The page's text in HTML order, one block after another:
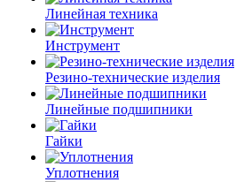
Линейная техника
Инструмент
Резино-технические изделия
Линейные подшипники
Гайки
Уплотнения